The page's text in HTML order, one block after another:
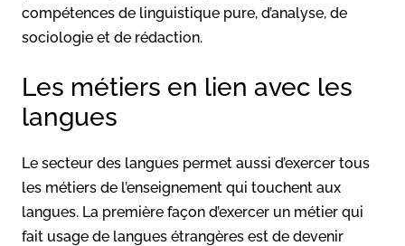
compétences de linguistique pure, d’analyse, de
sociologie et de rédaction.
Les métiers en lien avec les
langues
Le secteur des langues permet aussi d’exercer tous
les métiers de l’enseignement qui touchent aux
langues. La première façon d’exercer un métier qui
fait usage de langues étrangères est de devenir